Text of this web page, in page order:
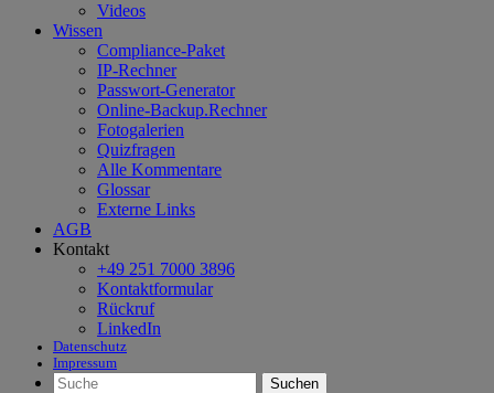
Videos
Wissen
Compliance-Paket
IP-Rechner
Passwort-Generator
Online-Backup.Rechner
Fotogalerien
Quizfragen
Alle Kommentare
Glossar
Externe Links
AGB
Kontakt
+49 251 7000 3896
Kontaktformular
Rückruf
LinkedIn
Datenschutz
Impressum
Suchen